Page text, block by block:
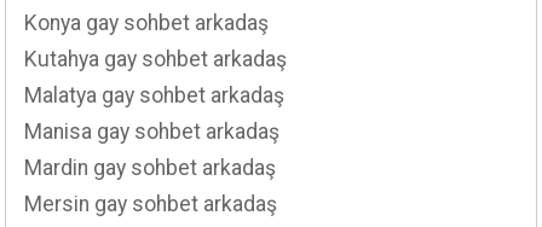
Konya gay sohbet arkadaş
Kutahya gay sohbet arkadaş
Malatya gay sohbet arkadaş
Manisa gay sohbet arkadaş
Mardin gay sohbet arkadaş
Mersin gay sohbet arkadaş